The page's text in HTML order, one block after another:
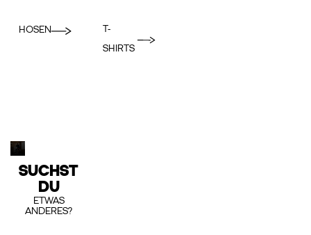
HOSEN
T-
SHIRTS
SUCHST
DU
ETWAS
ANDERES?